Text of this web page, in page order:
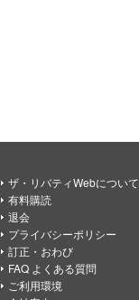
ザ・リバティWebについて
有料購読
退会
プライバシーポリシー
訂正・おわび
FAQ よくある質問
ご利用環境